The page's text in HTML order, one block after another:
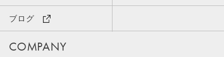
ブログ
COMPANY